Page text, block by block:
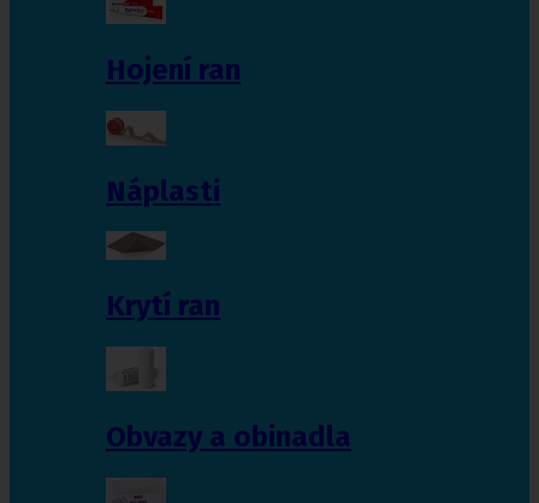
Hojení ran
Náplasti
Krytí ran
Obvazy a obinadla